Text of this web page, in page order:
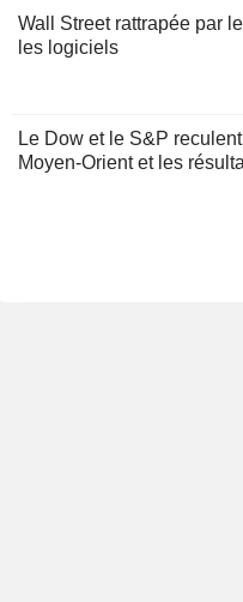
Wall Street rattrapée par
les logiciels
Le Dow et le S&P
Moyen-Orient et les